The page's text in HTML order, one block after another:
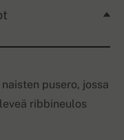
pusero, jossa
ribbineulos